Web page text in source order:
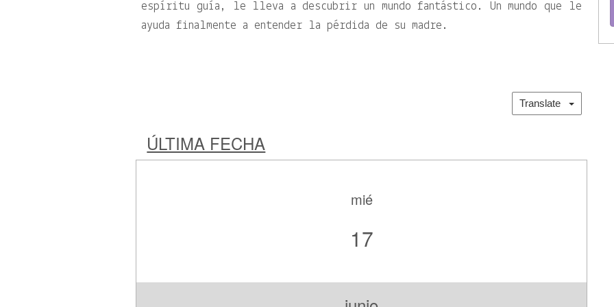
espíritu guía, le lleva a descubrir un mundo fantástico. Un mundo que le
ayuda finalmente a entender la pérdida de su madre.
Translate
ÚLTIMA FECHA
mié
17